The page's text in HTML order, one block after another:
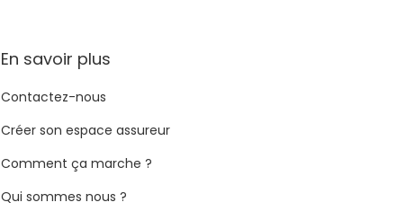
En savoir plus
Contactez-nous
Créer son espace assureur
Comment ça marche ?
Qui sommes nous ?